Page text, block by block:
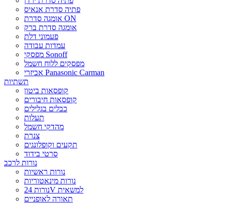
פתיה סדרת אנאיס
אומגה סדרת ON
אומגה סדרת ברק
פעמוני דלת
עמדות עבודה
מפסקי Sonoff
מפסקים ללוח חשמל
אביזרי Panasonic Carman
תשתיות
קופסאות ביטון
קופסאות חיבורים
כבלים בגלילים
תעלות
מהדקי חשמל
צנרת
תקעים וקופלונגים
סרטי בידוד
נורות לרכב
נורות ראשיות
נורות מינאטוריות
נורות 24V למשאית
תאורה לאופניים